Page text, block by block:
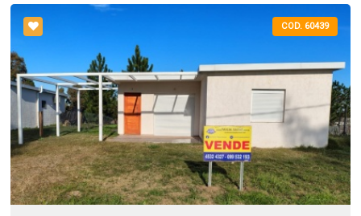
COD. 60439